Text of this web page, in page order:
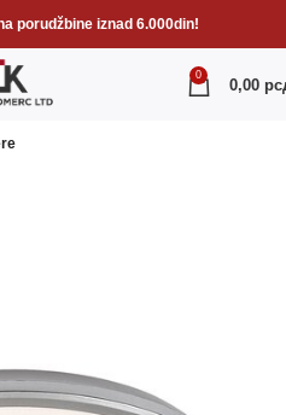
porudžbine iznad 6.000din!
0
0,00